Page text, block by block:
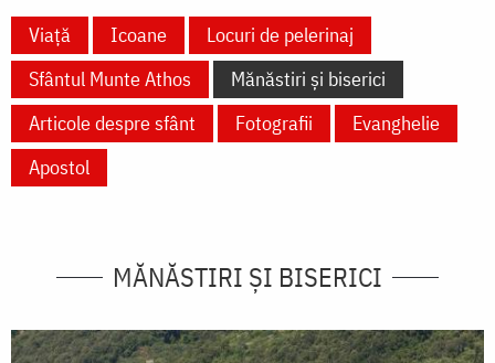
Viață Icoane
Locuri de pelerinaj
Sfântul Munte Athos
Mănăstiri și biserici
Articole despre sfânt
Fotografii
Evanghelie
Apostol
MĂNĂSTIRI ȘI BISERICI